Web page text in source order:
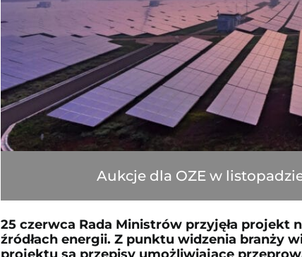
Aukcje dla OZE w
25 czerwca Rada Ministrów przyjęła projekt
źródłach energii. Z punktu widzenia branży